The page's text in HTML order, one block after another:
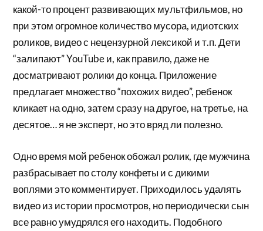
какой-то процент развивающих мультфильмов, но
при этом огромное количество мусора, идиотских
роликов, видео с нецензурной лексикой и т.п. Дети
“залипают” YouTube и, как правило, даже не
досматривают ролики до конца. Приложение
предлагает множество “похожих видео”, ребенок
кликает на одно, затем сразу на другое, на третье, на
десятое… я не эксперт, но это вряд ли полезно.
Одно время мой ребенок обожал ролик, где мужчина
разбрасывает по столу конфеты и с дикими
воплями это комментирует. Приходилось удалять
видео из истории просмотров, но периодически сын
все равно умудрялся его находить. Подобного